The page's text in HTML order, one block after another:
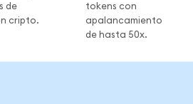
de
cripto.
tokens con
apalancamiento
de hasta 50x.